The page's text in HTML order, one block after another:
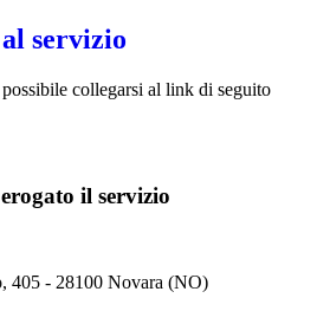
servizio
collegarsi al link di seguito
il servizio
405 - 28100 Novara (NO)